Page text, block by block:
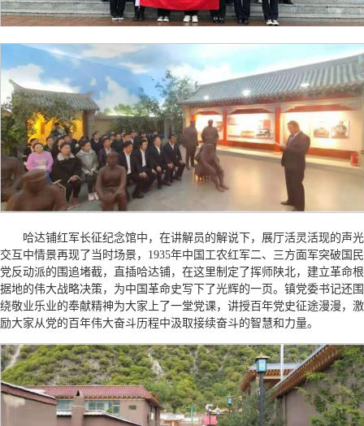
哈达铺红军长征纪念馆中，在讲解员的解说下，展厅活灵活现的声光
交互中情景再现了当时场景，1935年中国工农红军二、三方面军突破国民
党反动派的围追堵截，直插哈达铺，在这里制定了挥师陕北，建立革命根
据地的伟大战略决策，为中国革命史写下了光辉的一页。镇党委书记还围
绕敬业乐业的奉献精神为大家上了一堂党课，讲授百年党史征途漫漫，激
励大家从党的百年伟大奋斗历程中汲取接续奋斗的智慧和力量。